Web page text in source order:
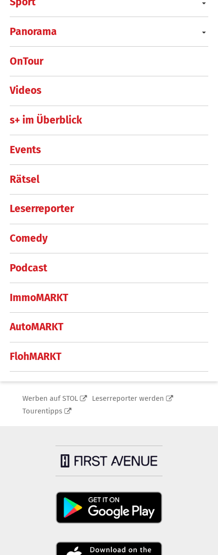
Panorama
OnTour
Videos
s+ im Überblick
Events
Rätsel
Leserreporter
Comedy
Podcast
ImmoMARKT
AutoMARKT
FlohMARKT
Werben auf STOL
Leserreporter werden
Tourentipps